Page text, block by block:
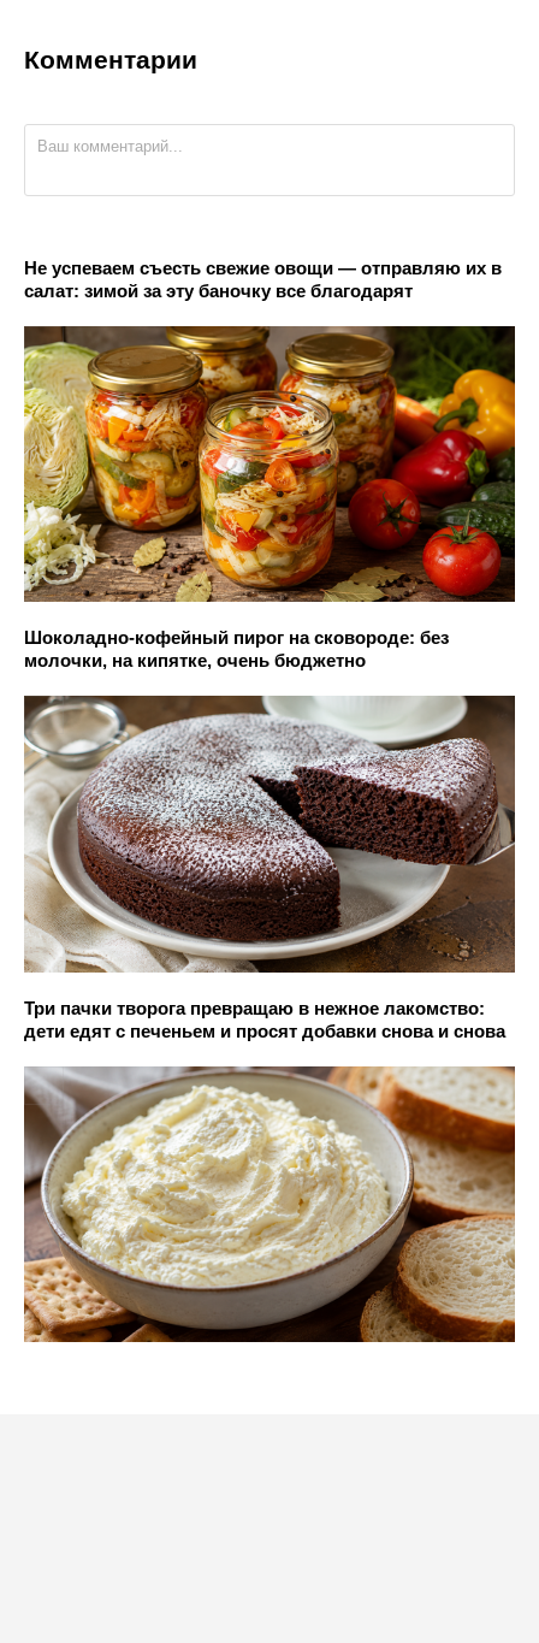
Комментарии
Не успеваем съесть свежие овощи — отправляю их в
салат: зимой за эту баночку все благодарят
Шоколадно-кофейный пирог на сковороде: без
молочки, на кипятке, очень бюджетно
Три пачки творога превращаю в нежное лакомство:
дети едят с печеньем и просят добавки снова и снова